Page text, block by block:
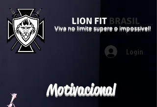
LION FIT BRASIL
Viva no limite supere o impossível!
Login
Motivacional